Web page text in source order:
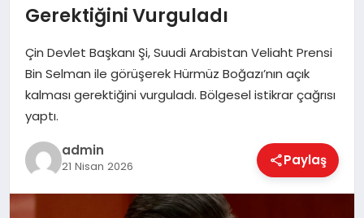
EĞITIM
EKONOMI
MAGAZIN
SAĞLIK
Gerektiğini Vurguladı
Çin Devlet Başkanı Şi, Suudi Arabistan Veliaht Prensi
Bin Selman ile görüşerek Hürmüz Boğazı’nın açık
kalması gerektiğini vurguladı. Bölgesel istikrar çağrısı
yaptı.
admin
21 Nisan 2026 Paylaş